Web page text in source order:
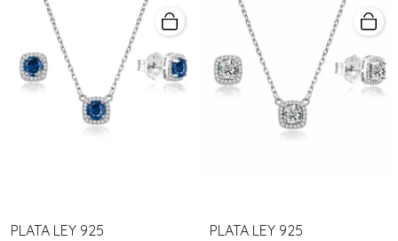
PLATA LEY 925 PLATA LEY 925